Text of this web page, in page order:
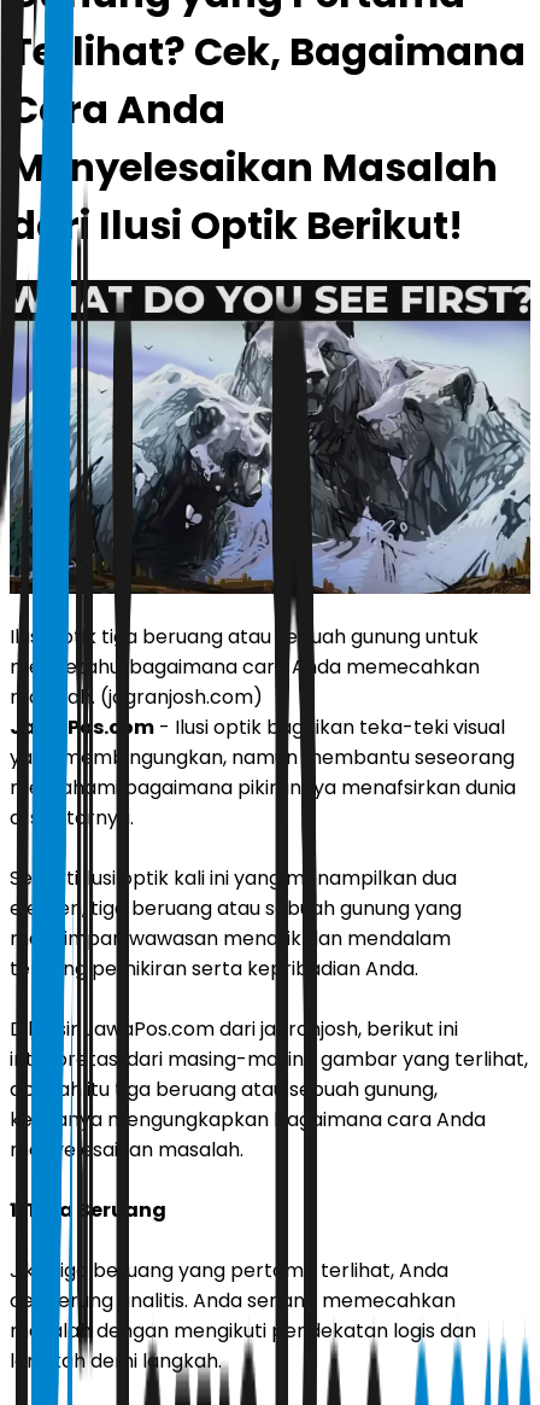
Terlihat? Cek, Bagaimana
Cara Anda
Menyelesaikan Masalah
dari Ilusi Optik Berikut!
Ilusi optik tiga beruang atau sebuah gunung untuk
mengetahui bagaimana cara Anda memecahkan
masalah. (jagranjosh.com)
JawaPos.com - Ilusi optik bagaikan teka-teki visual
yang membingungkan, namun membantu seseorang
memahami bagaimana pikirannya menafsirkan dunia
di sekitarnya.
Seperti ilusi optik kali ini yang menampilkan dua
elemen, tiga beruang atau sebuah gunung yang
menyimpan wawasan menarik dan mendalam
tentang pemikiran serta kepribadian Anda.
Dilansir JawaPos.com dari jagranjosh, berikut ini
interpretasi dari masing-masing gambar yang terlihat,
apakah itu tiga beruang atau sebuah gunung,
keduanya mengungkapkan bagaimana cara Anda
menyelesaikan masalah.
1. Tiga Beruang
Jika tiga beruang yang pertama terlihat, Anda
cenderung analitis. Anda senang memecahkan
masalah dengan mengikuti pendekatan logis dan
langkah demi langkah.